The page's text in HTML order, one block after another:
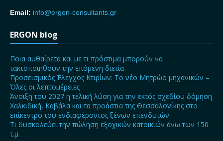
Email: info@ergon-consultants.gr
ERGON blog
Ποια αυθαίρετα και με τι πρόστιμα μπορούν να
τακτοποιηθούν την επόμενη διετία
Προσεισμικός Έλεγχος Κτιρίων: Το νέο Μητρώο μηχανικών –
Όλες οι λεπτομέρειες
Άνοιξη του 2027 η τελική λύση για την εκτός σχεδίου δόμηση
Χαλκιδική, Καβάλα και τα προάστια της Θεσσαλονίκης στο
επίκεντρο του ενδιαφέροντος ξένων επενδυτών
Τι δυσκολεύει την πώληση εξοχικών κατοικιών άνω των 150
τ.μ.